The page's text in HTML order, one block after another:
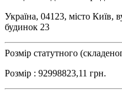
Україна, 04123, місто Київ,
будинок 23
Розмір статутного
Розмір : 92998823,11 грн.